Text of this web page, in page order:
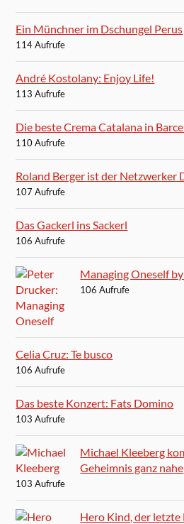
Ein Münchner im Dschungel Perus
114 Aufrufe
André Kostolany: Enjoy Life!
113 Aufrufe
Die beste Crema Catalana in
110 Aufrufe
Roland Berger ist der Netzwerker
107 Aufrufe
Das Gackerl ins Sackerl
106 Aufrufe
Managing Oneself
106 Aufrufe
Celia Cruz: Te busco
106 Aufrufe
Das beste Konzert: Fats Domino
103 Aufrufe
Michael Kleeberg
Geheimnis ganz nahe
103 Aufrufe
Hero Kind, der letzte